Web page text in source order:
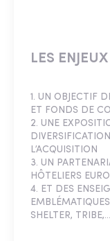
LES
1. UN OBJECTIF
ET FONDS DE
2. UNE
L’ACQUISITION
3. UN
HÔTELIERS
4. ET DES
SHELTER,